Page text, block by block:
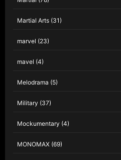
Martial Arts (31)
marvel (23)
mavel (4)
Melodrama (5)
Military (37)
Mockumentary (4)
MONOMAX (69)